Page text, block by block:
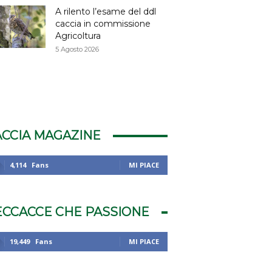
A rilento l’esame del ddl
caccia in commissione
Agricoltura
5 Agosto 2026
MAGAZINE
4,114 Fans MI PIACE
CHE PASSIONE
19,449 Fans MI PIACE